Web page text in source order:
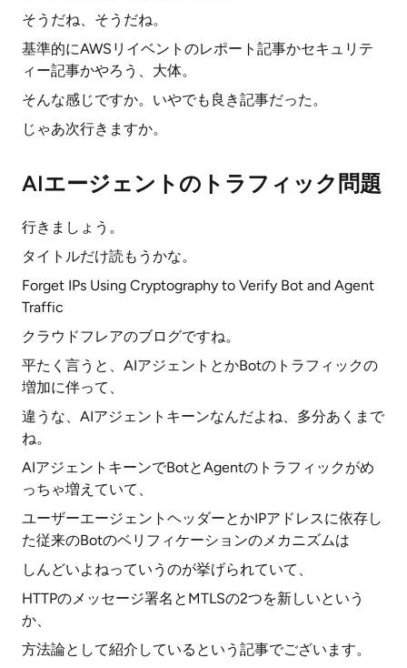
そうだね、そうだね。
基準的にAWSリイベントのレポート記事かセキュリテ
ィー記事かやろう、大体。
そんな感じですか。いやでも良き記事だった。
じゃあ次行きますか。
AIエージェントのトラフィック問題
行きましょう。
タイトルだけ読もうかな。
Forget IPs Using Cryptography to Verify Bot and Agent
Traffic
クラウドフレアのブログですね。
平たく言うと、AIアジェントとかBotのトラフィックの
増加に伴って、
違うな、AIアジェントキーンなんだよね、多分あくまで
ね。
AIアジェントキーンでBotとAgentのトラフィックがめ
っちゃ増えていて、
ユーザーエージェントヘッダーとかIPアドレスに依存し
た従来のBotのベリフィケーションのメカニズムは
しんどいよねっていうのが挙げられていて、
HTTPのメッセージ署名とMTLSの2つを新しいという
か、
方法論として紹介しているという記事でございます。